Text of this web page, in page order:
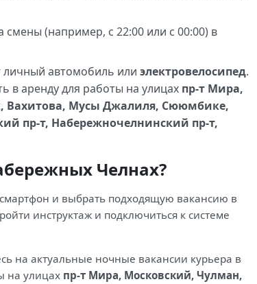
(например, с 22:00 или с 00:00) в
автомобиль или электровелосипед.
в аренду для работы на улицах пр-т Мира,
Вахитова, Мусы Джалиля, Сююмбике,
пр-т, Набережночелнинский пр-т,
Челнах?
и выбрать подходящую вакансию в
инструктаж и подключиться к системе
на актуальные ночные вакансии курьера в
на улицах пр-т Мира, Московский, Чулман,